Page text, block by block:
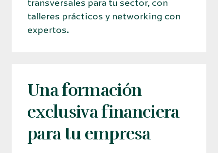
transversales para tu sector, con
talleres prácticos y networking con
expertos.
Una formación
exclusiva financiera
para tu empresa